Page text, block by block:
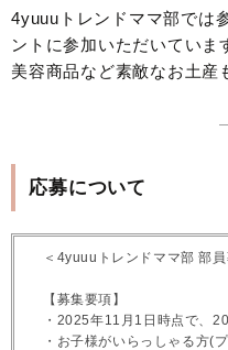
4yuuuトレンドママ部では
ントに参加いただいていま
美容商品など素敵なお土産
応募について
＜4yuuuトレンドママ部 部員
【募集要項】
・2025年11月1日時点で、
・お子様がいらっしゃる方(